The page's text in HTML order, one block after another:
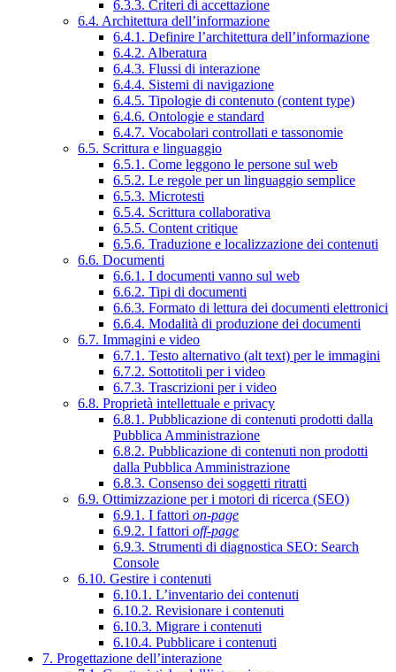
6.3.3. Criteri di accettazione
6.4. Architettura dell’informazione
6.4.1. Definire l’architettura dell’informazione
6.4.2. Alberatura
6.4.3. Flussi di interazione
6.4.4. Sistemi di navigazione
6.4.5. Tipologie di contenuto (content type)
6.4.6. Ontologie e standard
6.4.7. Vocabolari controllati e tassonomie
6.5. Scrittura e linguaggio
6.5.1. Come leggono le persone sul web
6.5.2. Le regole per un linguaggio semplice
6.5.3. Microtesti
6.5.4. Scrittura collaborativa
6.5.5. Content critique
6.5.6. Traduzione e localizzazione dei contenuti
6.6. Documenti
6.6.1. I documenti vanno sul web
6.6.2. Tipi di documenti
6.6.3. Formato di lettura dei documenti elettronici
6.6.4. Modalità di produzione dei documenti
6.7. Immagini e video
6.7.1. Testo alternativo (alt text) per le immagini
6.7.2. Sottotitoli per i video
6.7.3. Trascrizioni per i video
6.8. Proprietà intellettuale e privacy
6.8.1. Pubblicazione di contenuti prodotti dalla
Pubblica Amministrazione
6.8.2. Pubblicazione di contenuti non prodotti
dalla Pubblica Amministrazione
6.8.3. Consenso dei soggetti ritratti
6.9. Ottimizzazione per i motori di ricerca (SEO)
6.9.1. I fattori on-page
6.9.2. I fattori off-page
6.9.3. Strumenti di diagnostica SEO: Search
Console
6.10. Gestire i contenuti
6.10.1. L’inventario dei contenuti
6.10.2. Revisionare i contenuti
6.10.3. Migrare i contenuti
6.10.4. Pubblicare i contenuti
7. Progettazione dell’interazione